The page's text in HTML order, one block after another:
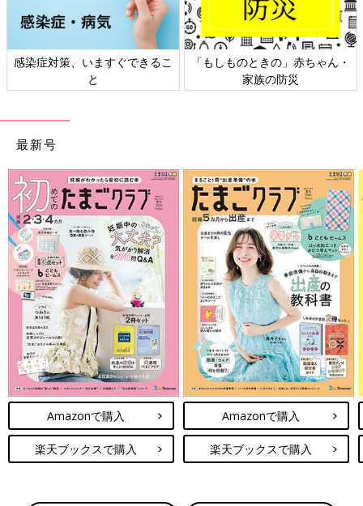
ちゃん・
日本外来小児科学会リーフレッ
六星占術 細木かおり
最新号
Amazonで購入
楽天ブックスで購入
Amazonで購入
楽天ブックスで購入